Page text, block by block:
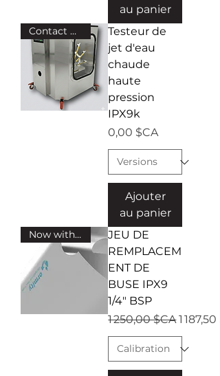
au panier
Contact us for prices!
Testeur de
jet d'eau
chaude
haute
pression
IPX9k
Prix
0,00 $CA
Ajouter
au panier
Now with ISO17025 Cert !
JEU DE
REMPLACEM
ENT DE
BUSE IPX9
1/4" BSP
Prix original
1 250,00 $CAPrix
1 187,50